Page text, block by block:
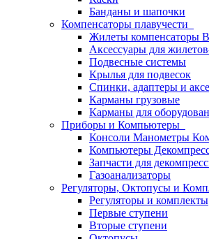
Банданы и шапочки
Компенсаторы плавучести
Жилеты компенсаторы
Аксессуары для
Подвесные системы
Крылья для подвесок
Спинки, адаптеры и
Карманы грузовые
Карманы для
Приборы и Компьютеры
Консоли Манометры
Компьютеры
Запчасти для
Газоанализаторы
Регуляторы, Октопусы и
Регуляторы и комплекты
Первые ступени
Вторые ступени